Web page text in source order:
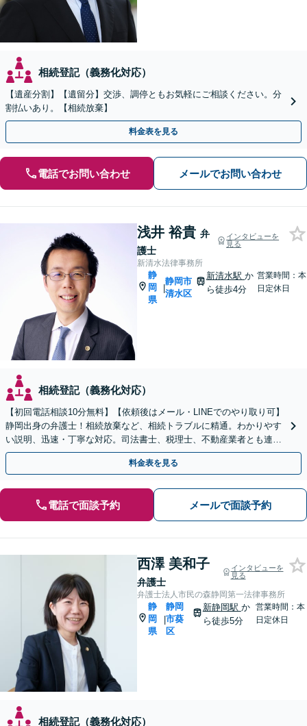
相続登記（義務化対応）
【遺産分割】【遺留分】交渉、調停ともお気軽にご相談ください。分
割払いあり。【相続放棄】
料金表を見る
電話でお問い合わせ メールでお問い合わせ
浅井 裕貴 弁
護士
インタビューを
見る
新清水法律事務所
静
岡
県
|
静岡市
清水区
新清水駅か
ら徒歩4分
営業時間：本
日定休日
相続登記（義務化対応）
【初回電話相談10分無料】【依頼後はメール・LINEでのやり取り可】
静岡出身の弁護士！相続放棄など、相続トラブルに精通。わかりやす
い説明、迅速・丁寧な対応。司法書士、税理士、不動産業者とも連携
し、遺産相続をトータルサポート【完全個室相談】
料金表を見る
電話で面談予約 メールで面談予約
西澤 美和子
弁護士
インタビューを
見る
弁護士法人市民の森静岡第一法律事務所
静
岡
県
|
静岡
市葵
区
新静岡駅 か
ら徒歩5分
営業時間：本
日定休日
相続登記（義務化対応）